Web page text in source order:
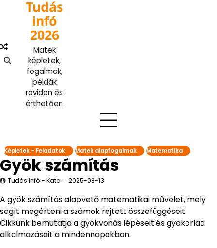
Tudás
infó
2026
Matek
képletek,
fogalmak,
példák
röviden és
érthetően
Képletek - Feladatok Matek alapfogalmak Matematika
Gyök számítás
Tudás infó - Kata 2025-08-13
A gyök számítás alapvető matematikai művelet, mely
segít megérteni a számok rejtett összefüggéseit.
Cikkünk bemutatja a gyökvonás lépéseit és gyakorlati
alkalmazásait a mindennapokban.